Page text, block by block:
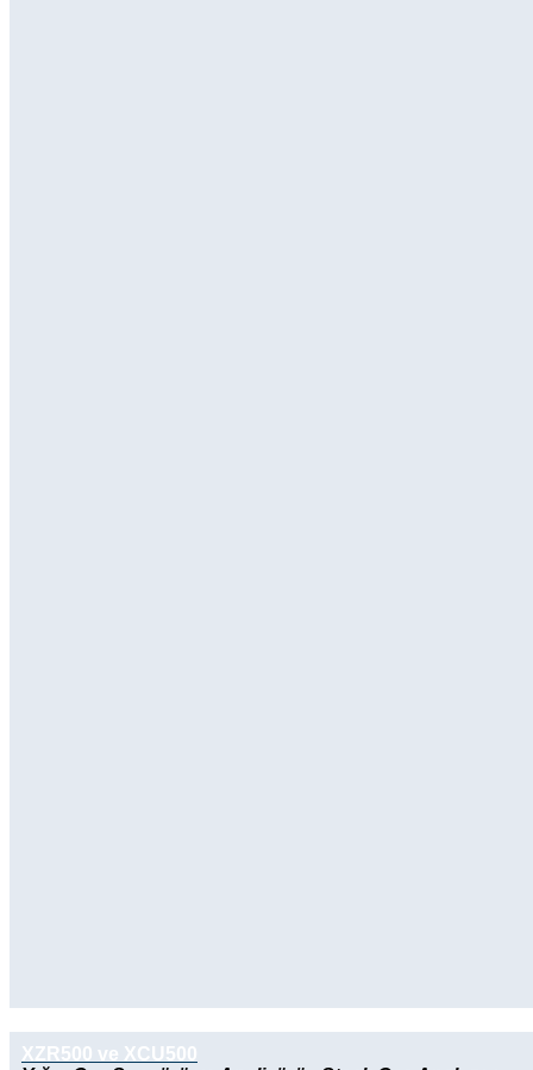
XZR500 ve XCU500